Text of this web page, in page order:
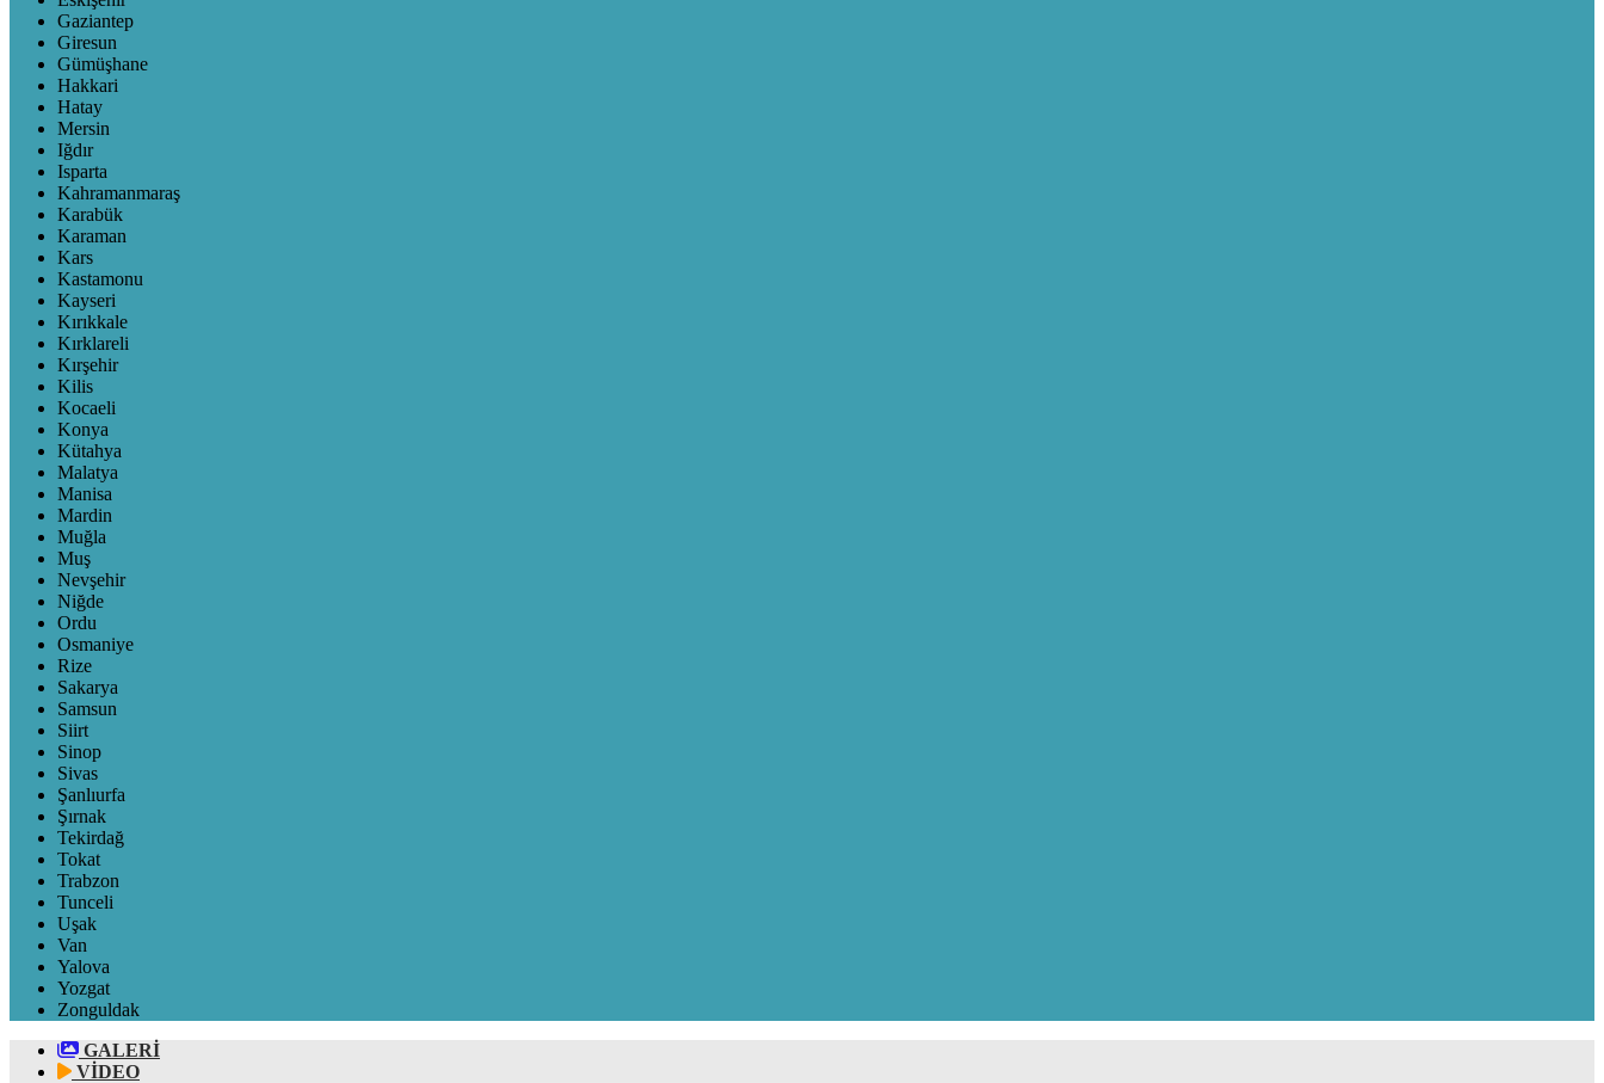
Gaziantep
Giresun
Gümüşhane
Hakkari
Hatay
Mersin
Iğdır
Isparta
Kahramanmaraş
Karabük
Karaman
Kars
Kastamonu
Kayseri
Kırıkkale
Kırklareli
Kırşehir
Kilis
Kocaeli
Konya
Kütahya
Malatya
Manisa
Mardin
Muğla
Muş
Nevşehir
Niğde
Ordu
Osmaniye
Rize
Sakarya
Samsun
Siirt
Sinop
Sivas
Şanlıurfa
Şırnak
Tekirdağ
Tokat
Trabzon
Tunceli
Uşak
Van
Yalova
Yozgat
Zonguldak
GALERİ
VİDEO